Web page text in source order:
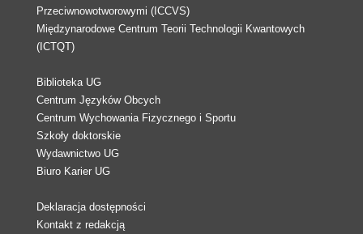
Przeciwnowotworowymi (ICCVS)
Międzynarodowe Centrum Teorii Technologii Kwantowych
(ICTQT)
Biblioteka UG
Centrum Języków Obcych
Centrum Wychowania Fizycznego i Sportu
Szkoły doktorskie
Wydawnictwo UG
Biuro Karier UG
Deklaracja dostępności
Kontakt z redakcją